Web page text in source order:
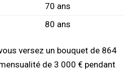
70 ans
80 ans
versez un bouquet de 864
de 3 000 € pendant